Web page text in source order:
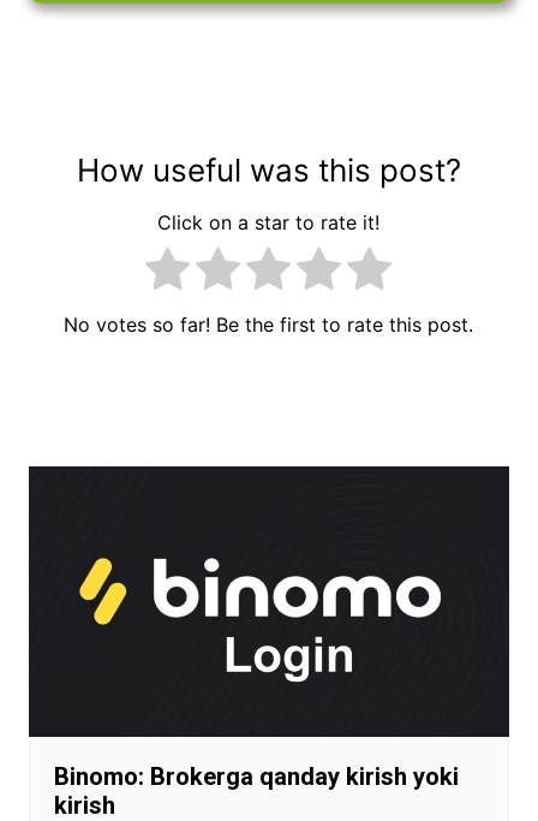
How useful was this post?
Click on a star to rate it!
No votes so far! Be the first to rate this post.
Binomo: Brokerga qanday kirish yoki
kirish